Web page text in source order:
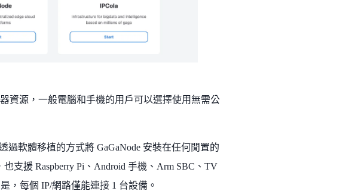
資源，一般電腦和手機的用戶可以選擇使用無需公
過軟體移植的方式將 GaGaNode 安裝在任何閒置的
支援 Raspberry Pi、Android 手機、Arm SBC、TV
，每個 IP/網路僅能連接 1 台設備。